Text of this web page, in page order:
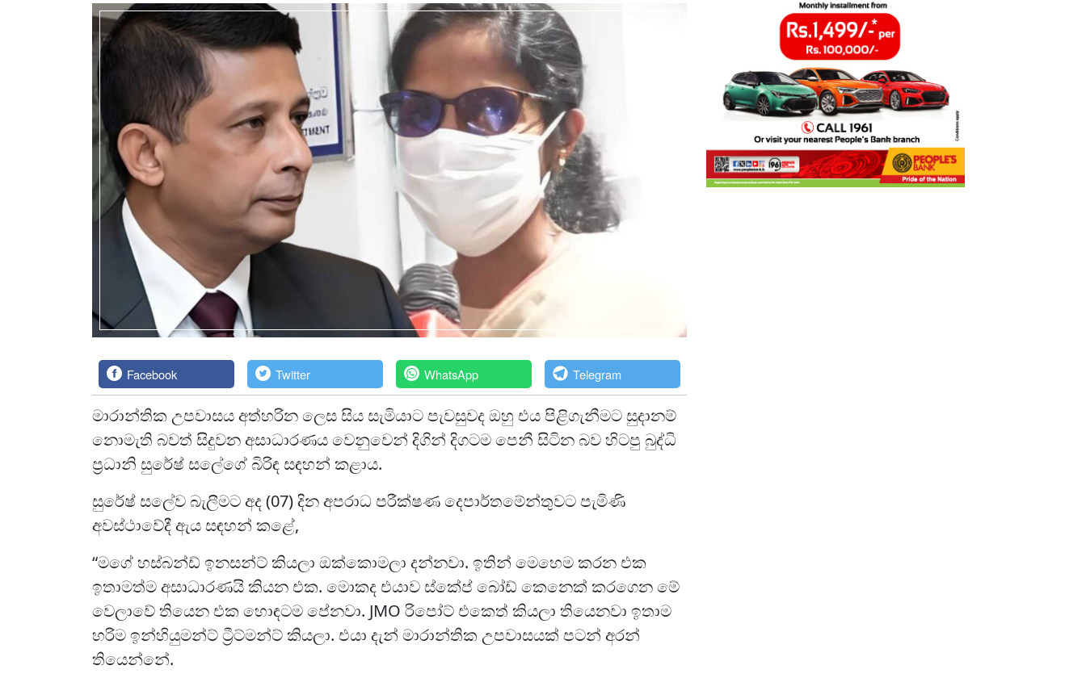
Facebook Twitter WhatsApp Telegram
මාරාන්තික උපවාසය අත්හරින ලෙස සිය සැමියාට පැවසුවද ඔහු එය පිළිගැනීමට සුදානම්
නොමැති බවත් සිදුවන අසාධාරණය වෙනුවෙන් දිගින් දිගටම පෙනී සිටින බව හිටපු බුද්ධි
ප්‍රධානි සුරේෂ් සලේගේ බිරිඳ සඳහන් කළාය.
සුරේෂ් සලේව බැලීමට අද (07) දින අපරාධ පරීක්ෂණ දෙපාර්තමේන්තුවට පැමිණි
අවස්ථාවේදී ඇය සඳහන් කළේ,
“මගේ හස්බන්ඩ් ඉනසන්ට් කියලා ඔක්කොමලා දන්නවා. ඉතින් මෙහෙම කරන එක
ඉතාමත්ම අසාධාරණයි කියන එක. මොකද එයාව ස්කේප් බෝඩ් කෙනෙක් කරගෙන මේ
වෙලාවේ තියෙන එක හොඳටම පේනවා. JMO රිපෝට් එකෙත් කියලා තියෙනවා ඉතාම
හරිම ඉන්හියුමන්ට් ට්‍රීට්මන්ට් කියලා. එයා දැන් මාරාන්තික උපවාසයක් පටන් අරන්
තියෙන්නේ.